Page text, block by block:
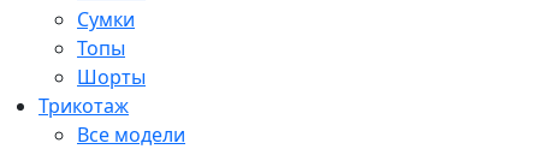
Сумки
Топы
Шорты
Трикотаж
Все модели